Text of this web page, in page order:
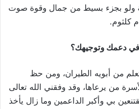
ولو بجزء بسيط من جمال وقوة صوت
كلثوم.
في دعمك وتوجيهك؟
من أبويه الطيران، ومن حظ
من يرعاها، وقد وفقني الله تعالى
بي وأكبر الداعمين وما زال يأخذ